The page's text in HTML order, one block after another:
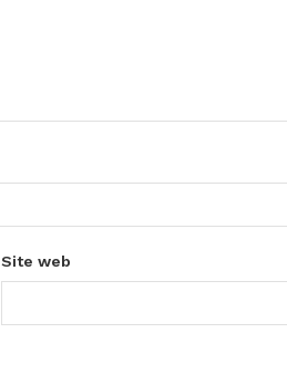
Site web